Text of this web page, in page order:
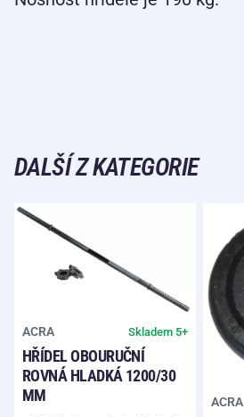
DALŠÍ Z KATEGORIE
ACRA Skladem 5+
HŘÍDEL OBOURUČNÍ
ROVNÁ HLADKÁ 1200/30
MM
ACRA